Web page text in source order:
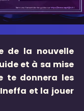
de la nouvelle
et à sa mise
te donnera les
et la jouer